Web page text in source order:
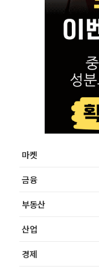
마켓
금융
부동산
산업
경제